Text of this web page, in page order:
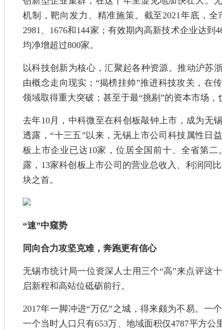
机制，靶向发力、精准施策。截至2021年底，
2981、1676和144家；有效期内高新技术企业达
均净增超过800家。
以科技创新为核心，汇聚起各种资源。推动沪苏
由概念走向现实；“揭榜挂帅”推进科技攻关，在
领域取得重大突破；甚至于最“挑剔”的资本市场
去年10月，中科微至在科创板敲钟上市，成为无
透露，“十三五”以来，无锡上市公司科技属性日
板上市企业已达10家，位居全国前十、全省第
露，13家科创板上市公司的营业总收入、利润同
块之首。
“速”中窥势
同向合力攻坚克难，奔跑更有信心
无锡市统计局一位资深人士用三个“高”来点评这
启新程和高站位砥砺前行。
2017年一脚冲进“万亿”之城，得来颇为不易。一
一个当时人口只有653万、地域面积仅4787平方